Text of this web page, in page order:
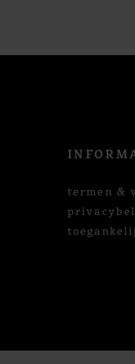
termen &